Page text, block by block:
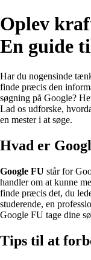
Oplev
En guide
Har du nogensinde
finde præcis den
søgning på Google?
Lad os udforske,
en mester i at søge.
Hvad er
Google FU står for
handler om at kunne
finde præcis det, du
studerende, en
Google FU tage dine
Tips til at